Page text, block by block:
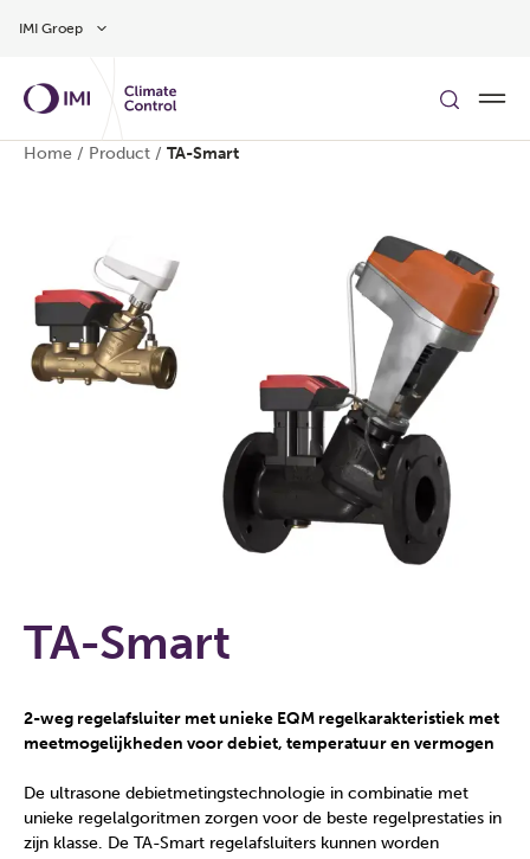
IMI Groep
Home / Product / TA-Smart
TA-Smart
2-weg regelafsluiter met unieke EQM regelkarakteristiek met
meetmogelijkheden voor debiet, temperatuur en vermogen
De ultrasone debietmetingstechnologie in combinatie met
unieke regelalgoritmen zorgen voor de beste regelprestaties in
zijn klasse. De TA-Smart regelafsluiters kunnen worden